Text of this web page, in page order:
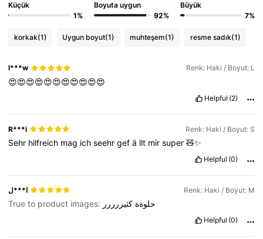
4,86 6.6M Takipçiler
4,86 6.6M Takipçiler
4,86
Küçük
1%
Boyuta uygun
92%
Büyük
7%
korkak(1) Uygun boyut(1) muhteşem(1) resme sadık(1)
l***w Renk: Haki / Boyut: L
😍😍😍😍😍😍😍😍😍😍😍
Helpful (2)
R***i Renk: Haki / Boyut: S
Sehr hilfreich mag ichseehrgefä llt mirsuper🧸✨
Helpful (0)
ا***ل Renk: Haki / Boyut: M
True to product images: حلوةة كثيررررر
Helpful (0)